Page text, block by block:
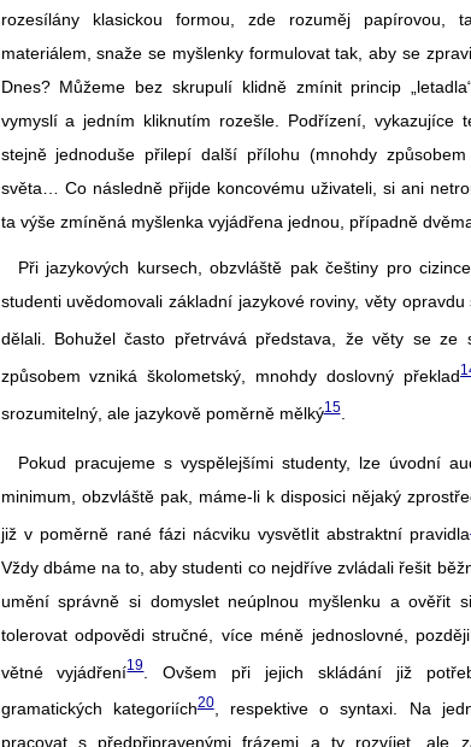
rozesílány klasickou formou, zde rozuměj papírovou,
materiálem, snaže se myšlenky formulovat tak, aby se
Dnes? Můžeme bez skrupulí klidně zmínit princip
vymyslí a jedním kliknutím rozešle. Podřízení, vykazujíce
stejně jednoduše přilepí další přílohu (mnohdy
světa… Co následně přijde koncovému uživateli, si ani
ta výše zmíněná myšlenka vyjádřena jednou, případně
Při jazykových kursech, obzvláště pak češtiny pro
studenti uvědomovali základní jazykové roviny, věty
dělali. Bohužel často přetrvává představa, že věty se ze
způsobem vzniká školometský, mnohdy doslovný překlad
srozumitelný, ale jazykově poměrně mělký15.
Pokud pracujeme s vyspělejšími studenty, lze úvodní
minimum, obzvláště pak, máme-li k disposici nějaký
již v poměrně rané fázi nácviku vysvětlit abstraktní pravidla
Vždy dbáme na to, aby studenti co nejdříve zvládali řešit
umění správně si domyslet neúplnou myšlenku a ověřit
tolerovat odpovědi stručné, více méně jednoslovné,
větné vyjádření19. Ovšem při jejich skládání již
gramatických kategoriích20, respektive o syntaxi. Na
pracovat s předpřipravenými frázemi a ty rozvíjet, ale